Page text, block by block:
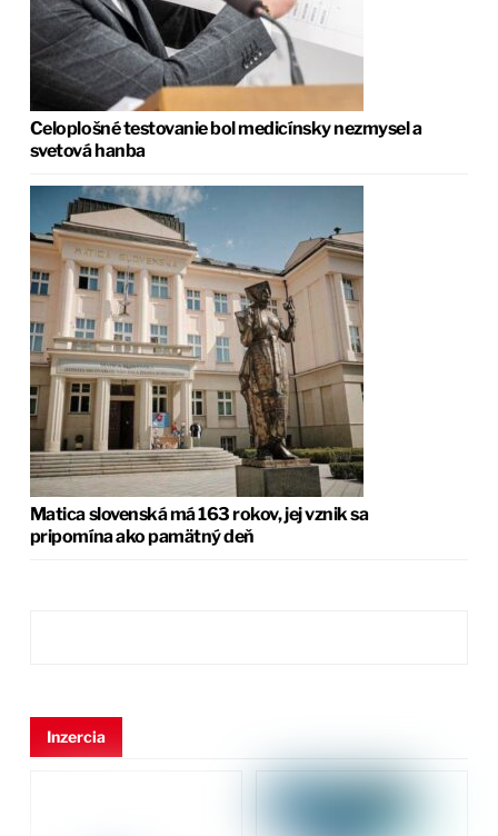
Celoplošné testovanie bol medicínsky nezmysel a
svetová hanba
Matica slovenská má 163 rokov, jej vznik sa
pripomína ako pamätný deň
Inzercia